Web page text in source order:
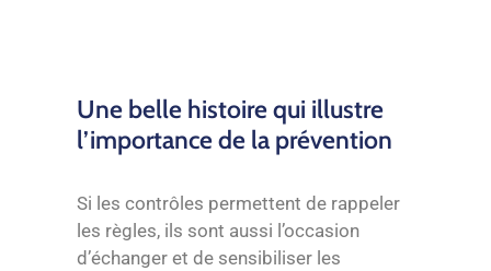
Une belle histoire qui illustre
l’importance de la prévention
Si les contrôles permettent de rappeler
les règles, ils sont aussi l’occasion
d’échanger et de sensibiliser les